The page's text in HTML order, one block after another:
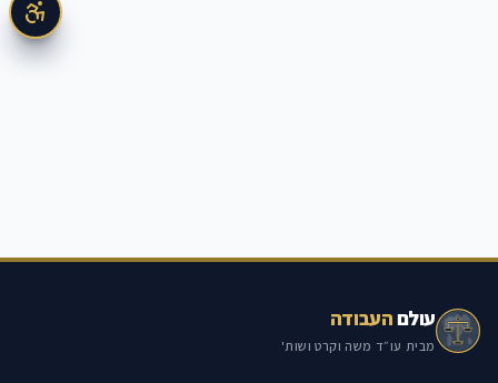
עולםהעבודה
מבית עו״ד משה וקרט ושות'